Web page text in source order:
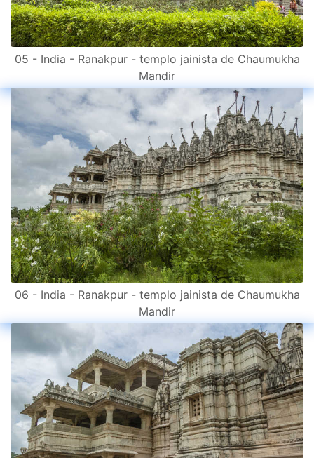
05 - India - Ranakpur - templo jainista de Chaumukha
Mandir
06 - India - Ranakpur - templo jainista de Chaumukha
Mandir